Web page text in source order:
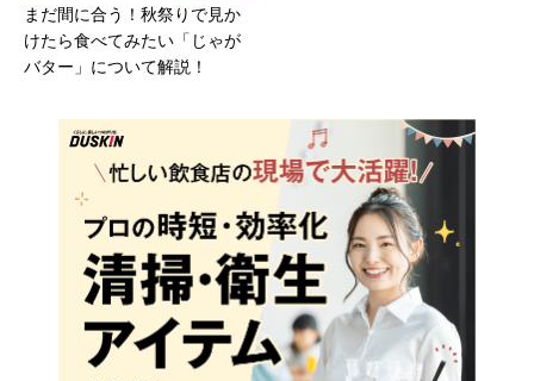
まだ間に合う！秋祭りで見か
けたら食べてみたい「じゃが
バター」について解説！